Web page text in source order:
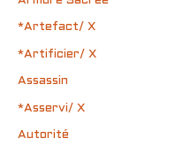
*Artefact/ X
*Artificier/ X
Assassin
*Asservi/ X
Autorité